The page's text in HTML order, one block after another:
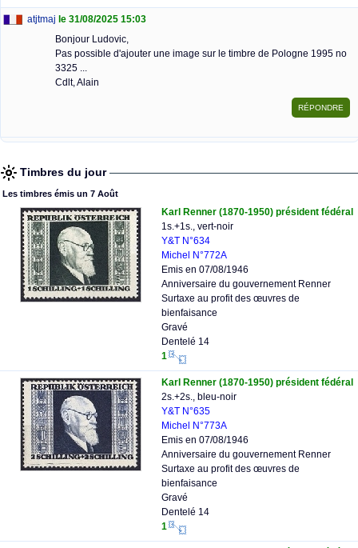
atjtmaj le 31/08/2025 15:03
Bonjour Ludovic,
Pas possible d'ajouter une image sur le timbre de Pologne 1995 no
3325 ...
Cdlt, Alain
Timbres du jour
Les timbres émis un 7 Août
Karl Renner (1870-1950) président fédéral
1s.+1s., vert-noir
Y&T N°634
Michel N°772A
Emis en 07/08/1946
Anniversaire du gouvernement Renner
Surtaxe au profit des œuvres de
bienfaisance
Gravé
Dentelé 14
1
Karl Renner (1870-1950) président fédéral
2s.+2s., bleu-noir
Y&T N°635
Michel N°773A
Emis en 07/08/1946
Anniversaire du gouvernement Renner
Surtaxe au profit des œuvres de
bienfaisance
Gravé
Dentelé 14
1